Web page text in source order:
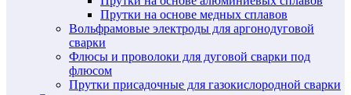
Прутки на основе медных сплавов
Вольфрамовые электроды для аргонодуговой
сварки
Флюсы и проволоки для дуговой сварки под
флюсом
Прутки присадочные для газокислородной сварки